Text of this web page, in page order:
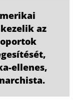
az
ellenes,